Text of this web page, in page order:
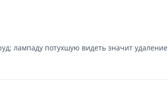
лампаду потухшую видеть значит